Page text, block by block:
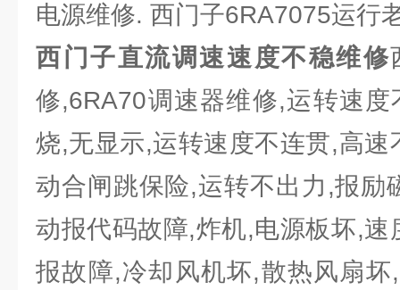
电源维修. 西门子6RA7075运行
西门子直流调速速度不稳维修
修,6RA70调速器维修,运转速
烧,无显示,运转速度不连贯,高
动合闸跳保险,运转不出力,报励
动报代码故障,炸机,电源板坏,
报故障,冷却风机坏,散热风扇